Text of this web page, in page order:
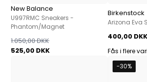
New Balance
U997RMC Sneakers -
Phantom/Magnet
525,00 DKK
1.050,00 DKK
Birkenstock
Arizona Eva
400,00 DKK
Fås i flere
-30%